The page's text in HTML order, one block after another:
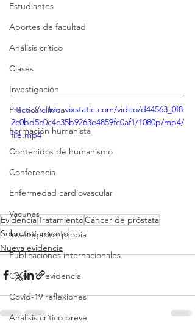
Estudiantes
Aportes de facultad
Análisis crítico
Clases
Investigación
Práctica clínica
Formación humanista
Contenidos de humanismo
Conferencia
Enfermedad cardiovascular
Vacunas
Investigacion propia
Publicaciones internacionales
Covid-19 evidencia
Covid-19 reflexiones
Análisis crítico breve
https://video.wixstatic.com/video/d44563_0f8
2c0bd5c0c4c35b9263e4859fc0af1/1080p/mp4/
file.mp4
EvidenciaTratamientoCáncer de próstata
Sobretratamiento
Nueva evidencia